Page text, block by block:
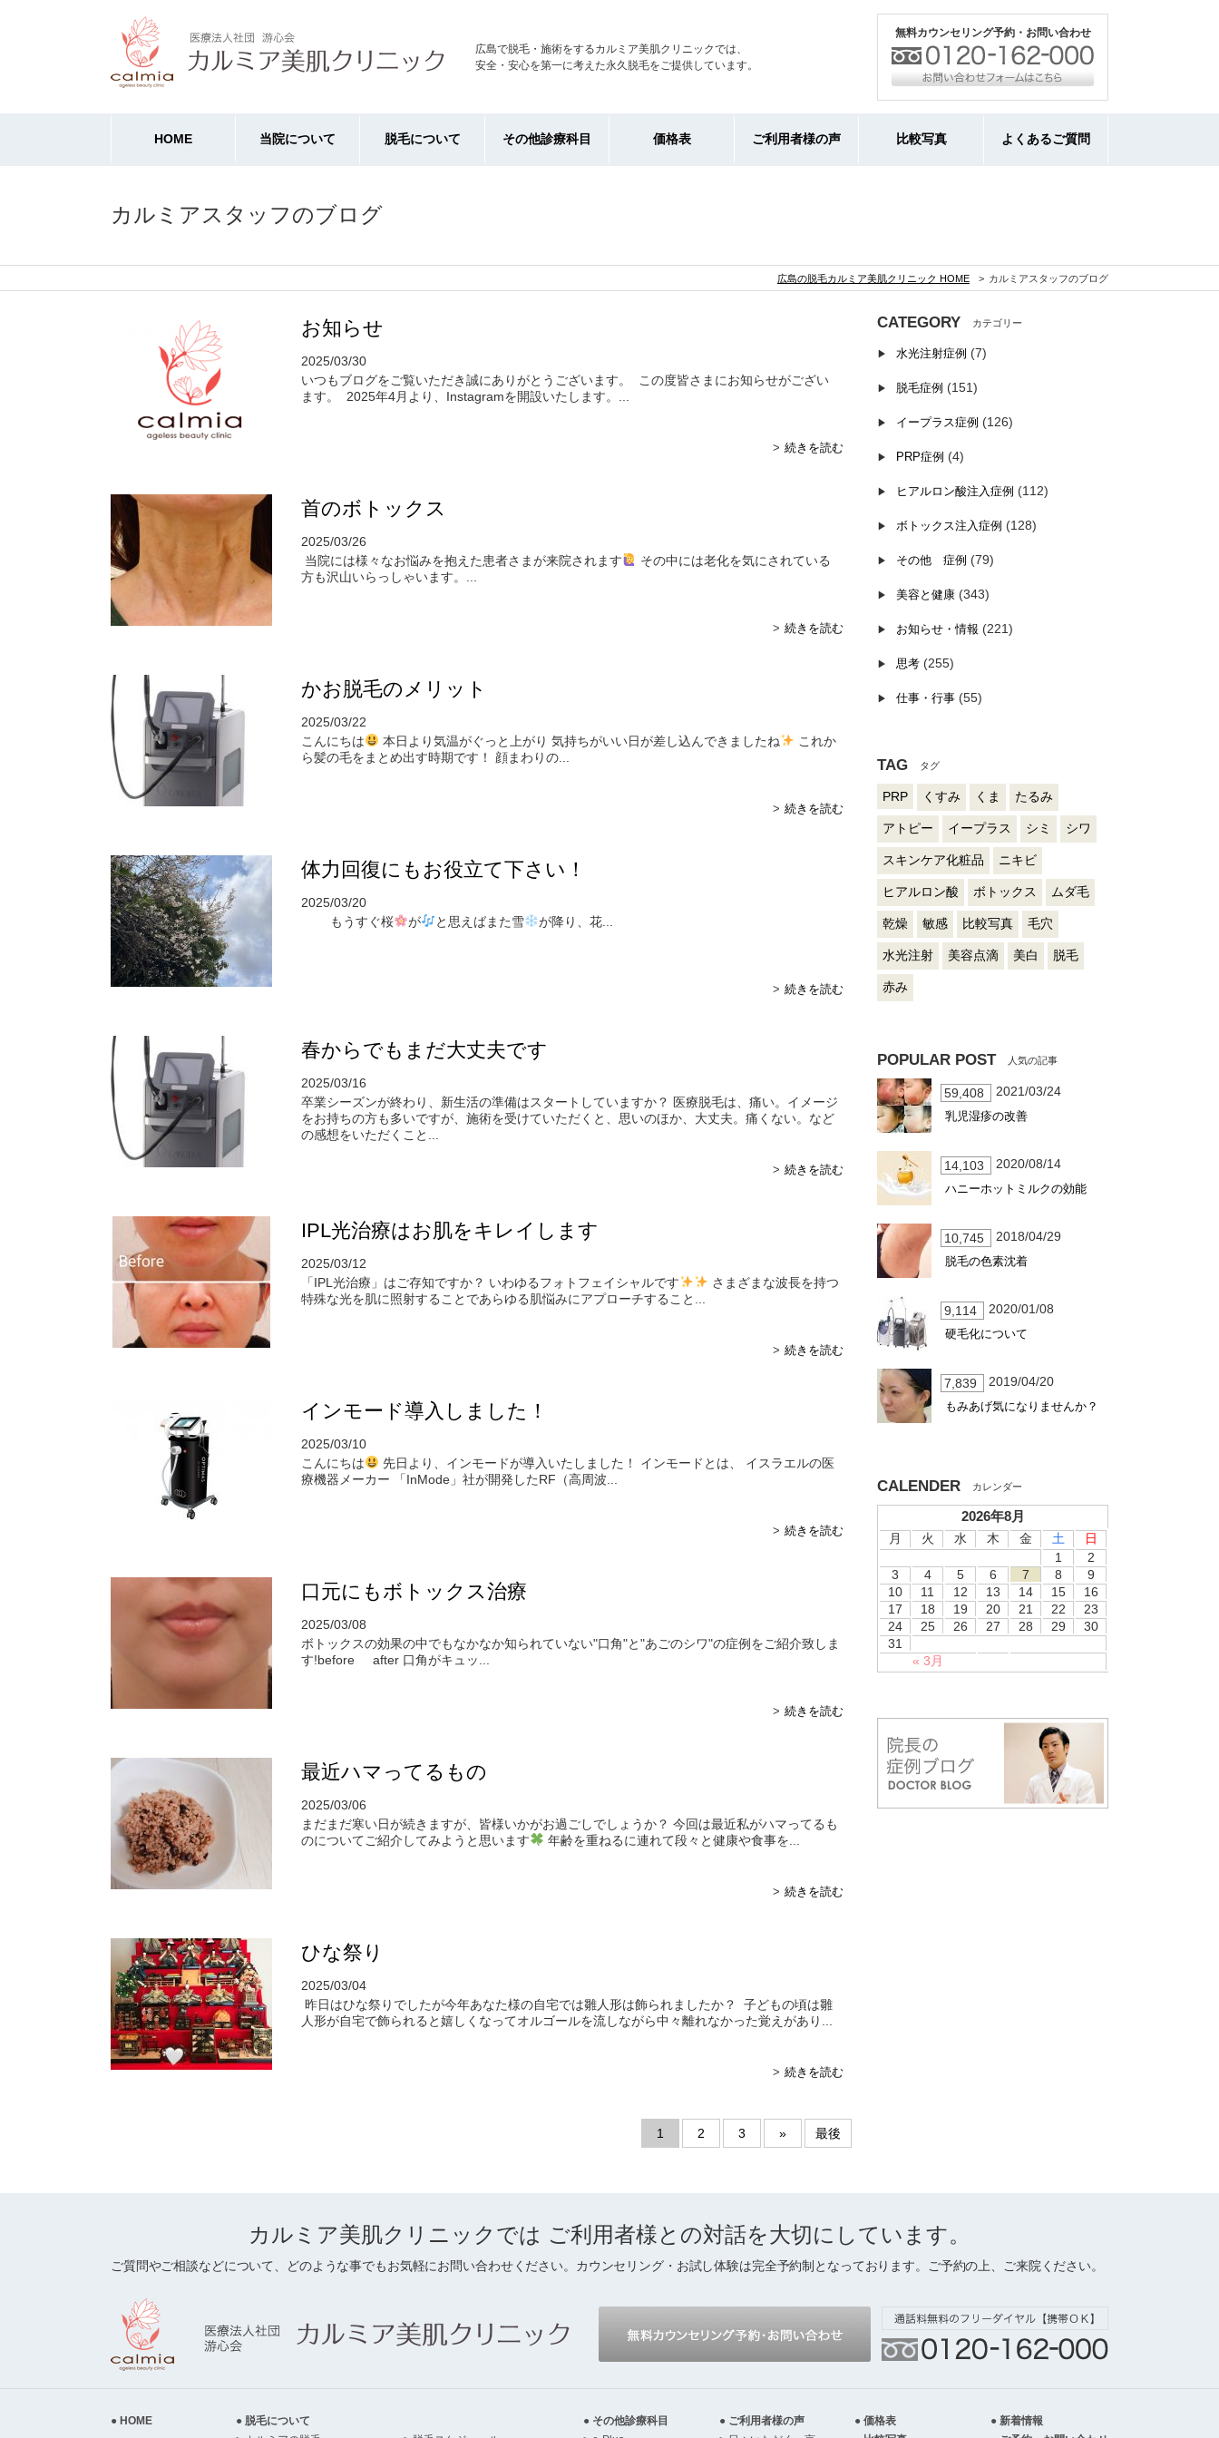
広島で脱毛・施術をするカルミア美肌クリニックでは、
安全・安心を第一に考えた永久脱毛をご提供しています。
無料カウンセリング予約・お問い合わせ
HOME 当院について 脱毛について その他診療科目 価格表 ご利用者様の声 比較写真 よくあるご質問
カルミアスタッフのブログ
広島の脱毛カルミア美肌クリニック HOME カルミアスタッフのブログ
お知らせ
2025/03/30
いつもブログをご覧いただき誠にありがとうございます。 この度皆さまにお知らせがござい
ます。 2025年4月より、Instagramを開設いたします。...
続きを読む
首のボトックス
2025/03/26
当院には様々なお悩みを抱えた患者さまが来院されます
その中には老化を気にされている
方も沢山いらっしゃいます。...
続きを読む
かお脱毛のメリット
2025/03/22
こんにちは
本日より気温がぐっと上がり 気持ちがいい日が差し込んできましたね
これか
ら髪の毛をまとめ出す時期です！ 顔まわりの...
続きを読む
体力回復にもお役立て下さい！
2025/03/20
もうすぐ桜
が と思えばまた雪 が降り、花...
続きを読む
春からでもまだ大丈夫です
2025/03/16
卒業シーズンが終わり、新生活の準備はスタートしていますか？ 医療脱毛は、痛い。イメージ
をお持ちの方も多いですが、施術を受けていただくと、思いのほか、大丈夫。痛くない。など
の感想をいただくこと...
続きを読む
IPL光治療はお肌をキレイします
2025/03/12
「IPL光治療」はご存知ですか？ いわゆるフォトフェイシャルです
さまざまな波長を持つ
特殊な光を肌に照射することであらゆる肌悩みにアプローチすること...
続きを読む
インモード導入しました！
2025/03/10
こんにちは
先日より、インモードが導入いたしました！ インモードとは、 イスラエルの医
療機器メーカー 「InMode」社が開発したRF（高周波...
続きを読む
口元にもボトックス治療
2025/03/08
ボトックスの効果の中でもなかなか知られていない"口角"と"あごのシワ"の症例をご紹介致しま
す!before after 口角がキュッ...
続きを読む
最近ハマってるもの
2025/03/06
まだまだ寒い日が続きますが、皆様いかがお過ごしでしょうか？ 今回は最近私がハマってるも
のについてご紹介してみようと思います
年齢を重ねるに連れて段々と健康や食事を...
続きを読む
ひな祭り
2025/03/04
昨日はひな祭りでしたが今年あなた様の自宅では雛人形は飾られましたか？ 子どもの頃は雛
人形が自宅で飾られると嬉しくなってオルゴールを流しながら中々離れなかった覚えがあり...
続きを読む
1 2 3 » 最後
CATEGORY
水光注射症例 (7)
脱毛症例 (151)
イープラス症例 (126)
PRP症例 (4)
ヒアルロン酸注入症例 (112)
ボトックス注入症例 (128)
その他 症例 (79)
美容と健康 (343)
お知らせ・情報 (221)
思考 (255)
仕事・行事 (55)
TAG
PRP くすみ くま たるみ
アトピー イープラス シミ シワ
スキンケア化粧品 ニキビ
ヒアルロン酸 ボトックス ムダ毛
乾燥 敏感 比較写真 毛穴
水光注射 美容点滴 美白 脱毛
赤み
POPULAR POST
59,408 2021/03/24
乳児湿疹の改善
14,103 2020/08/14
ハニーホットミルクの効能
10,745 2018/04/29
脱毛の色素沈着
9,114 2020/01/08
硬毛化について
7,839 2019/04/20
もみあげ気になりませんか？
CALENDER
2026年8月
月 火 水 木 金 土 日
« 3月
1
2
3
4 5 6 7 8
9
10
11 12 13 14 15
16
17
18 19 20 21 22
23
24
25 26 27 28 29
30
31
カルミア美肌クリニックでは ご利用者様との対話を大切にしています。
ご質問やご相談などについて、どのような事でもお気軽にお問い合わせください。カウンセリング・お試し体験は完全予約制となっております。ご予約の上、ご来院ください。
HOME
脱毛について
その他診療科目
ご利用者様の声
価格表
新着情報